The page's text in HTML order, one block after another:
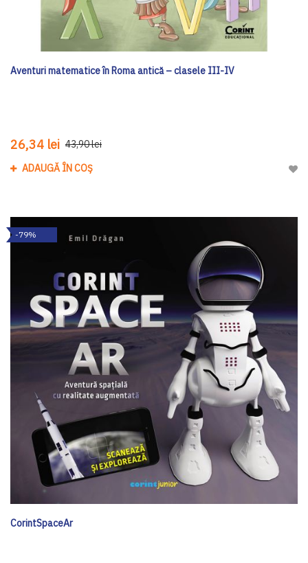
Aventuri matematice în Roma antică – clasele III-IV
26,34 lei 43,90 lei
ADAUGĂ ÎN COȘ
-79%
CorintSpaceAr